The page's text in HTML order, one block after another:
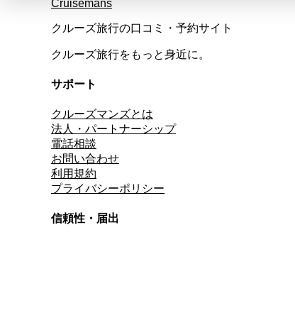
Cruisemans
クルーズ旅行の口コミ・予約サイト
クルーズ旅行をもっと身近に。
サポート
クルーズマンズとは
法人・パートナーシップ
電話相談
お問い合わせ
利用規約
プライバシーポリシー
信頼性・届出